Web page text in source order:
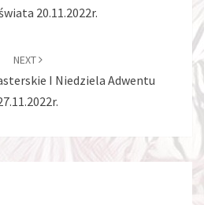
20.11.2022r.
NEXT
I Niedziela Adwentu